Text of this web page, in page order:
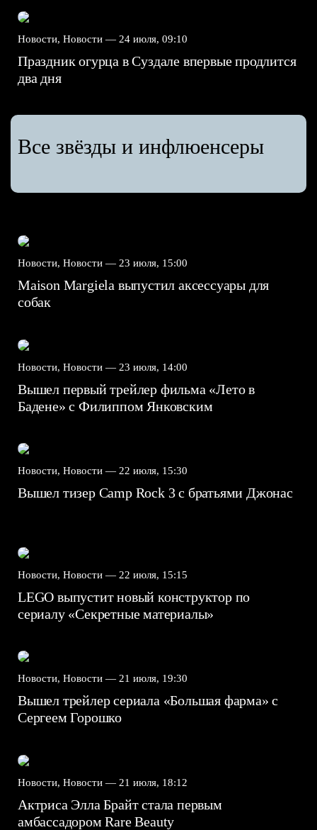
Новости, Новости — 24 июля, 09:10
Праздник огурца в Суздале впервые продлится
два дня
Все звёзды и инфлюенсеры
Новости, Новости — 23 июля, 15:00
Maison Margiela выпустил аксессуары для
собак
Новости, Новости — 23 июля, 14:00
Вышел первый трейлер фильма «Лето в
Бадене» с Филиппом Янковским
Новости, Новости — 22 июля, 15:30
Вышел тизер Camp Rock 3 с братьями Джонас
Новости, Новости — 22 июля, 15:15
LEGO выпустит новый конструктор по
сериалу «Секретные материалы»
Новости, Новости — 21 июля, 19:30
Вышел трейлер сериала «Большая фарма» с
Сергеем Горошко
Новости, Новости — 21 июля, 18:12
Актриса Элла Брайт стала первым
амбассадором Rare Beauty